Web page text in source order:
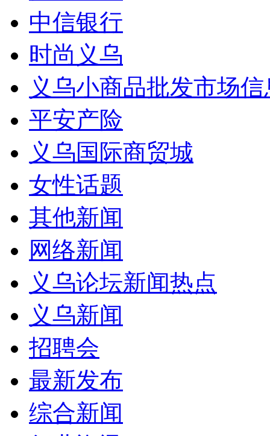
中信银行
时尚义乌
义乌小商品批发市场
平安产险
义乌国际商贸城
女性话题
其他新闻
网络新闻
义乌论坛新闻热点
义乌新闻
招聘会
最新发布
综合新闻